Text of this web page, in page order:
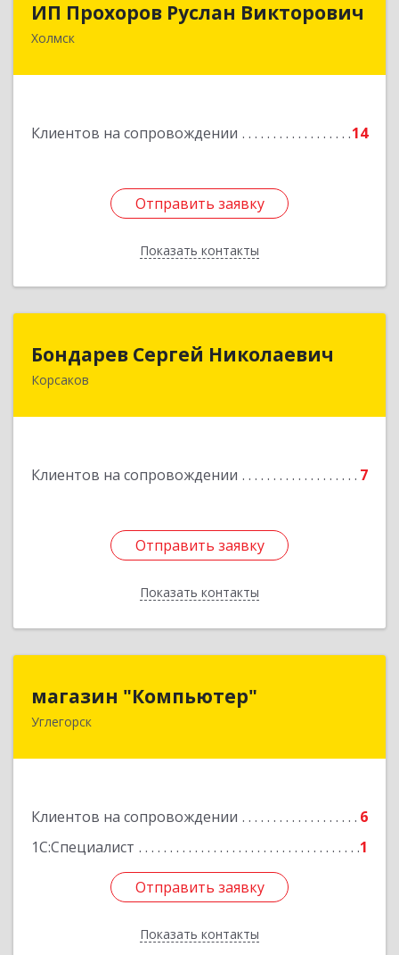
ИП Прохоров Руслан Викторович
Холмск
Клиентов на сопровождении 14
Отправить заявку
Показать контакты
694620, Сахалинская обл, Холмский р-н, Холмск
Отправить заявку
Назад
Бондарев Сергей Николаевич
Корсаков
Клиентов на сопровождении 7
Отправить заявку
Показать контакты
Бондарев Сергей Николаевич
Отправить заявку
Назад
магазин "Компьютер"
Углегорск
Клиентов на сопровождении
6
1С:Специалист
1
Отправить заявку
Показать контакты
694920, Сахалинская обл, Углегорский р-н,
Отправить заявку
Назад